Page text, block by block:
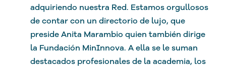
adquiriendo nuestra Red. Estamos orgullosos
de contar con un directorio de lujo, que
preside Anita Marambio quien también dirige
la Fundación MinInnova. A ella se le suman
destacados profesionales de la academia, los